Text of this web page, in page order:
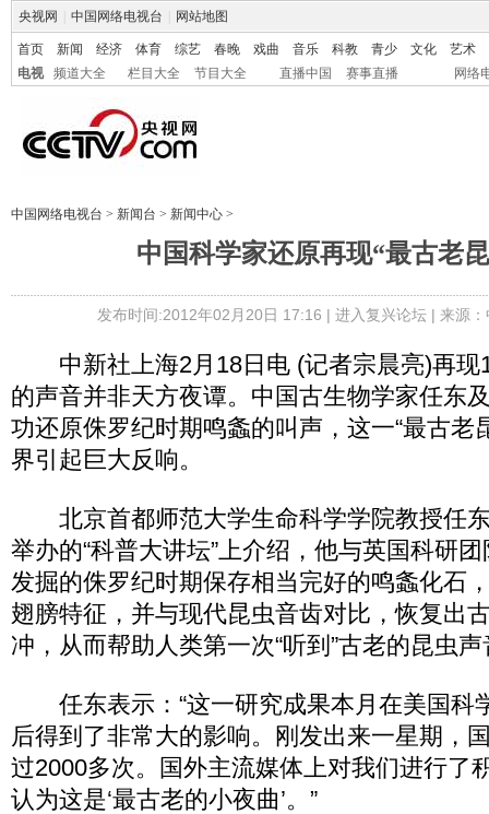
央视网 中国网络电视台 网站地图
首页 新闻 经济 体育 综艺 春晚 戏曲 音乐 科教 青少 文化
艺术
电视
频道大全 栏目大全 节目大全 直播中国 赛事直播 网络
中国网络电视台 > 新闻台 > 新闻中心 >
中国科学家还原再现“最古老
发布时间:2012年02月20日 17:16 | 进入复兴论坛| 来源
中新社上海2月18日电 (记者宗晨亮)再现
的声音并非天方夜谭。中国古生物学家任东
功还原侏罗纪时期鸣螽的叫声，这一“最古老
界引起巨大反响。
北京首都师范大学生命科学学院教授任
举办的“科普大讲坛”上介绍，他与英国科研
发掘的侏罗纪时期保存相当完好的鸣螽化石
翅膀特征，并与现代昆虫音齿对比，恢复出
冲，从而帮助人类第一次“听到”古老的昆虫
任东表示：“这一研究成果本月在美国科
后得到了非常大的影响。刚发出来一星期，
过2000多次。国外主流媒体上对我们进行了
认为这是‘最古老的小夜曲’。”